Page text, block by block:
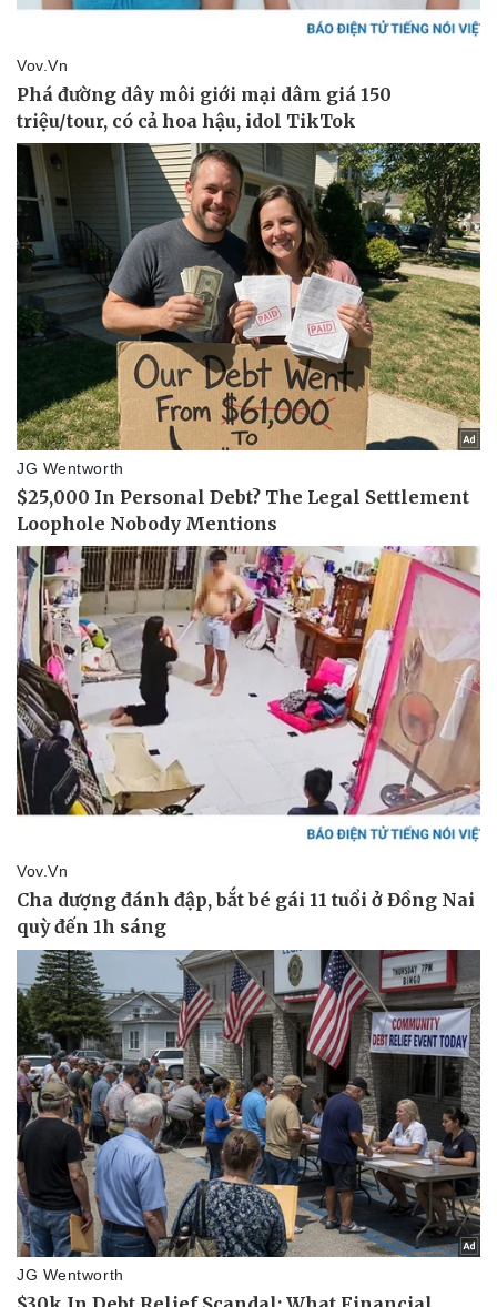
Sức khỏe
Nhi khoa
Nam khoa
Làm đẹp - giảm cân
Phòng mạch online
Ăn sạch sống khỏe
Đời sống
Nhà đẹp